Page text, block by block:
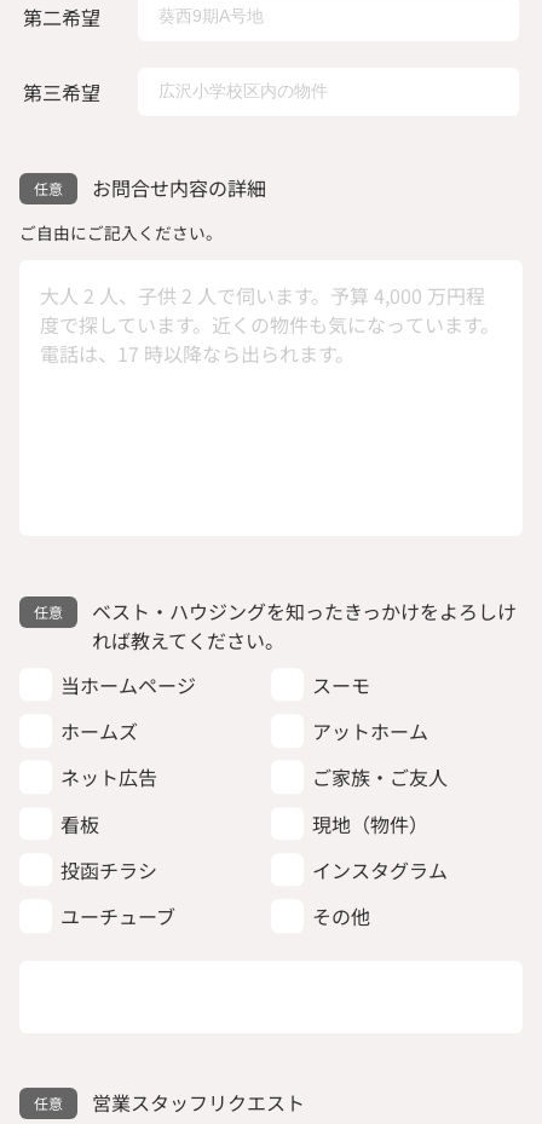
第二希望
第三希望
お問合せ内容の詳細
ご自由にご記入ください。
ベスト・ハウジングを知ったきっかけをよろしけ
れば教えてください。
当ホームページ
スーモ
ホームズ
アットホーム
ネット広告
ご家族・ご友人
看板
現地（物件）
投函チラシ
インスタグラム
ユーチューブ
その他
営業スタッフリクエスト